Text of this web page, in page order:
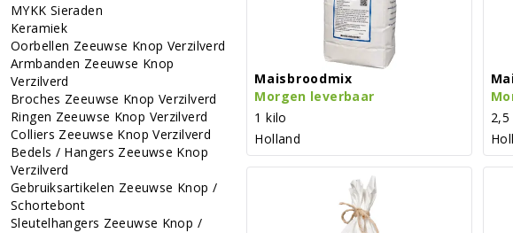
MYKK Sieraden
Keramiek
Oorbellen Zeeuwse Knop Verzilverd
Armbanden Zeeuwse Knop
Verzilverd
Broches Zeeuwse Knop Verzilverd
Ringen Zeeuwse Knop Verzilverd
Colliers Zeeuwse Knop Verzilverd
Bedels / Hangers Zeeuwse Knop
Verzilverd
Gebruiksartikelen Zeeuwse Knop /
Schortebont
Sleutelhangers Zeeuwse Knop /
Maisbroodmix
Morgen leverbaar
1 kilo
Holland
2,5